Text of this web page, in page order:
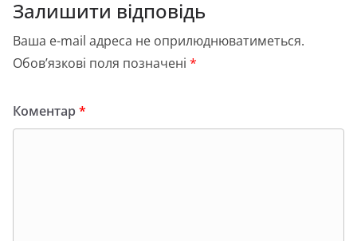
Залишити відповідь
Ваша e-mail адреса не оприлюднюватиметься.
Обов’язкові поля позначені *
Коментар*